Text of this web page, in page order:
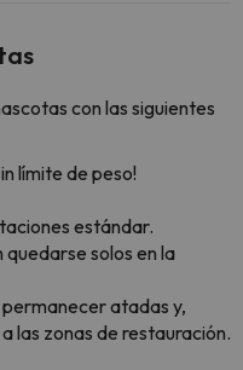
con las siguientes
límite de peso!
estándar.
quedarse solos en la
permanecer atadas y,
las zonas de restauración.